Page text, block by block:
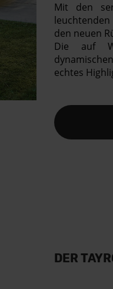
Mit den
den neuen
Die auf
echtes
DER